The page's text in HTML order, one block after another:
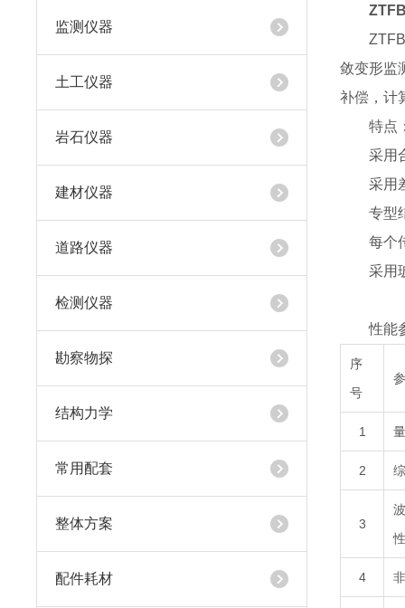
监测仪器
土工仪器
岩石仪器
建材仪器
道路仪器
检测仪器
勘察物探
结构力学
常用配套
整体方案
配件耗材
敛变形监
补偿，计
特点
采用合
采用差
专型结
每个传
采用玻
性能
序
号
1
2
3
性
4